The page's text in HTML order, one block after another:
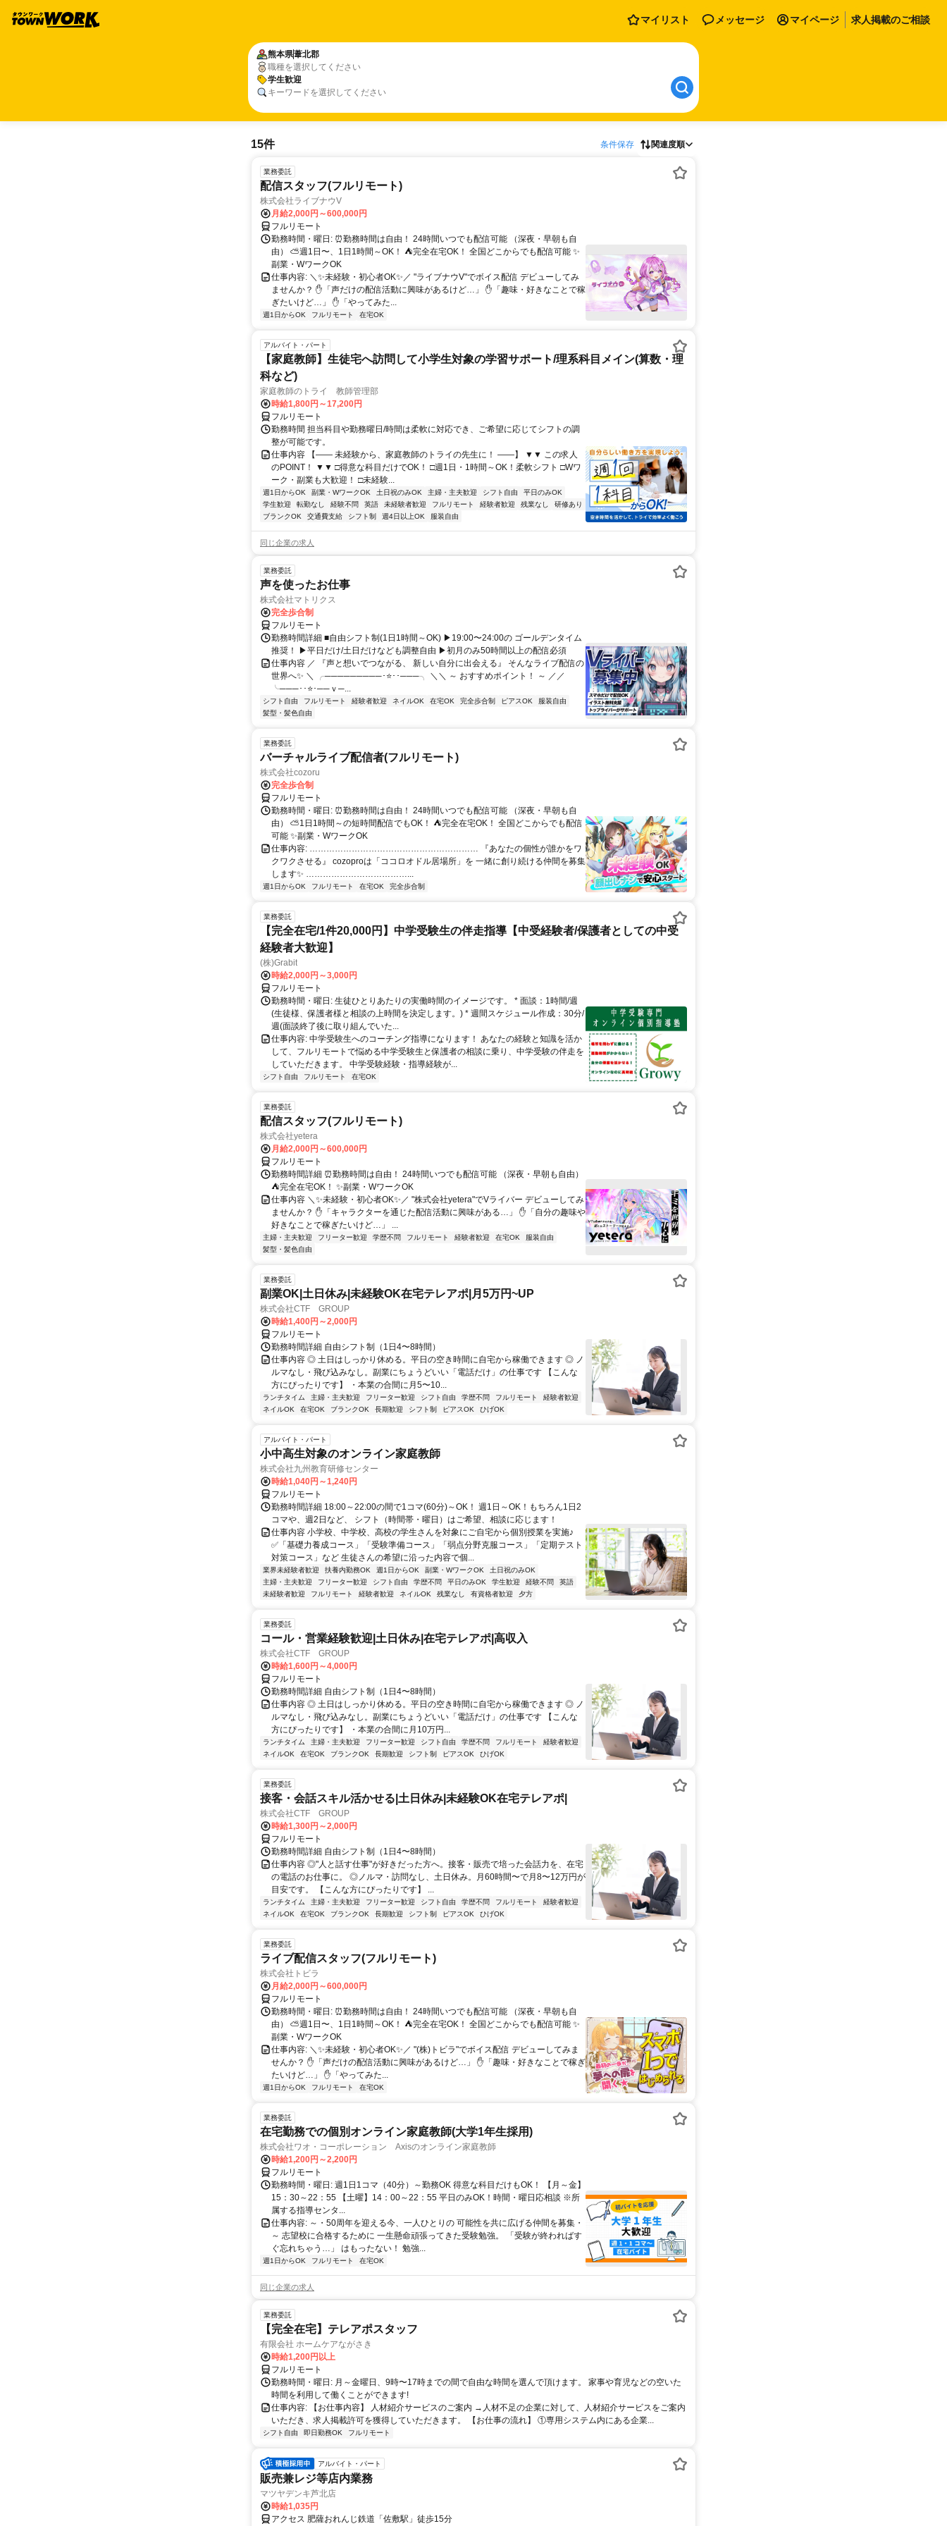
マイリスト メッセージ マイページ 求人掲載のご相談
熊本県葦北郡
職種を選択してください
学生歓迎
キーワードを選択してください
15件 条件保存 関連度順
業務委託
配信スタッフ(フルリモート)
株式会社ライブナウV
月給2,000円～600,000円
フルリモート
勤務時間・曜日: ⏰勤務時間は自由！ 24時間いつでも配信可能 （深夜・早朝も自
由） ⛅週1日〜、1日1時間～OK！ ⛺完全在宅OK！ 全国どこからでも配信可能 ✨
副業・WワークOK
仕事内容: ＼✨未経験・初心者OK✨／ "ライブナウV"でボイス配信 デビューしてみ
ませんか？ ✋「声だけの配信活動に興味があるけど…」 ✋「趣味・好きなことで稼
ぎたいけど…」 ✋「やってみた...
週1日からOK フルリモート 在宅OK
アルバイト・パート
【家庭教師】生徒宅へ訪問して小学生対象の学習サポート/理系科目メイン(算数・理
科など)
家庭教師のトライ 教師管理部
時給1,800円～17,200円
フルリモート
勤務時間 担当科目や勤務曜日/時間は柔軟に対応でき、ご希望に応じてシフトの調
整が可能です。
仕事内容 【―― 未経験から、家庭教師のトライの先生に！ ――】 ▼▼ この求人
のPOINT！ ▼▼ □得意な科目だけでOK！ □週1日・1時間～OK！柔軟シフト □Wワ
ーク・副業も大歓迎！ □未経験...
週1日からOK 副業・WワークOK 土日祝のみOK 主婦・主夫歓迎 シフト自由
平日のみOK
学生歓迎
転勤なし 経験不問 英語 未経験者歓迎 フルリモート 経験者歓迎 残業なし
研修あり
ブランクOK
交通費支給 シフト制 週4日以上OK 服装自由
同じ企業の求人
業務委託
声を使ったお仕事
株式会社マトリクス
完全歩合制
フルリモート
勤務時間詳細 ■自由シフト制(1日1時間～OK) ▶19:00〜24:00の ゴールデンタイム
推奨！ ▶平日だけ/土日だけなども調整自由 ▶初月のみ50時間以上の配信必須
仕事内容 ／ 『声と想いでつながる、 新しい自分に出会える』 そんなライブ配信の
世界へ✨ ＼ ╭─────────･⭐･･───╮ ＼＼ ～ おすすめポイント！ ～ ／／
╰───･･⭐･──ｖ─...
シフト自由 フルリモート 経験者歓迎 ネイルOK 在宅OK 完全歩合制 ピアスOK
服装自由
髪型・髪色自由
業務委託
バーチャルライブ配信者(フルリモート)
株式会社cozoru
完全歩合制
フルリモート
勤務時間・曜日: ⏰勤務時間は自由！ 24時間いつでも配信可能 （深夜・早朝も自
由） ⛅1日1時間～の短時間配信でもOK！ ⛺完全在宅OK！ 全国どこからでも配信
可能 ✨副業・WワークOK
仕事内容: …………………………………………………… 『あなたの個性が誰かをワ
クワクさせる』 cozoproは「ココロオドル居場所」を 一緒に創り続ける仲間を募集
します✨ ………………………………...
週1日からOK フルリモート 在宅OK 完全歩合制
業務委託
【完全在宅/1件20,000円】中学受験生の伴走指導【中受経験者/保護者としての中受
経験者大歓迎】
(株)Grabit
時給2,000円～3,000円
フルリモート
勤務時間・曜日: 生徒ひとりあたりの実働時間のイメージです。 * 面談：1時間/週
(生徒様、保護者様と相談の上時間を決定します。) * 週間スケジュール作成：30分/
週(面談終了後に取り組んでいた...
仕事内容: 中学受験生へのコーチング指導になります！ あなたの経験と知識を活か
して、フルリモートで悩める中学受験生と保護者の相談に乗り、中学受験の伴走を
していただきます。 中学受験経験・指導経験が...
シフト自由 フルリモート 在宅OK
業務委託
配信スタッフ(フルリモート)
株式会社yetera
月給2,000円～600,000円
フルリモート
勤務時間詳細 ⏰勤務時間は自由！ 24時間いつでも配信可能 （深夜・早朝も自由）
⛺完全在宅OK！ ✨副業・WワークOK
仕事内容 ＼✨未経験・初心者OK✨／ "株式会社yetera"でVライバー デビューしてみ
ませんか？ ✋「キャラクターを通じた配信活動に興味がある…」 ✋「自分の趣味や
好きなことで稼ぎたいけど…」 ...
主婦・主夫歓迎 フリーター歓迎 学歴不問 フルリモート 経験者歓迎 在宅OK
服装自由
髪型・髪色自由
業務委託
副業OK|土日休み|未経験OK在宅テレアポ|月5万円~UP
株式会社CTF GROUP
時給1,400円～2,000円
フルリモート
勤務時間詳細 自由シフト制（1日4〜8時間）
仕事内容 ◎ 土日はしっかり休める。平日の空き時間に自宅から稼働できます ◎ ノ
ルマなし・飛び込みなし。副業にちょうどいい「電話だけ」の仕事です 【こんな
方にぴったりです】 ・本業の合間に月5〜10...
ランチタイム 主婦・主夫歓迎 フリーター歓迎 シフト自由 学歴不問 フルリモート
経験者歓迎
ネイルOK
在宅OK ブランクOK 長期歓迎 シフト制 ピアスOK ひげOK
アルバイト・パート
小中高生対象のオンライン家庭教師
株式会社九州教育研修センター
時給1,040円～1,240円
フルリモート
勤務時間詳細 18:00～22:00の間で1コマ(60分)～OK！ 週1日～OK！もちろん1日2
コマや、週2日など、 シフト（時間帯・曜日）はご希望、相談に応じます！
仕事内容 小学校、中学校、高校の学生さんを対象にご自宅から個別授業を実施♪
✅「基礎力養成コース」「受験準備コース」「弱点分野克服コース」「定期テスト
対策コース」など 生徒さんの希望に沿った内容で個...
業界未経験者歓迎 扶養内勤務OK 週1日からOK 副業・WワークOK
土日祝のみOK
主婦・主夫歓迎
フリーター歓迎 シフト自由 学歴不問 平日のみOK 学生歓迎 経験不問
英語
未経験者歓迎
フルリモート 経験者歓迎 ネイルOK 残業なし 有資格者歓迎 夕方
業務委託
コール・営業経験歓迎|土日休み|在宅テレアポ|高収入
株式会社CTF GROUP
時給1,600円～4,000円
フルリモート
勤務時間詳細 自由シフト制（1日4〜8時間）
仕事内容 ◎ 土日はしっかり休める。平日の空き時間に自宅から稼働できます ◎ ノ
ルマなし・飛び込みなし。副業にちょうどいい「電話だけ」の仕事です 【こんな
方にぴったりです】 ・本業の合間に月10万円...
ランチタイム 主婦・主夫歓迎 フリーター歓迎 シフト自由 学歴不問 フルリモート
経験者歓迎
ネイルOK
在宅OK ブランクOK 長期歓迎 シフト制 ピアスOK ひげOK
業務委託
接客・会話スキル活かせる|土日休み|未経験OK在宅テレアポ|
株式会社CTF GROUP
時給1,300円～2,000円
フルリモート
勤務時間詳細 自由シフト制（1日4〜8時間）
仕事内容 ◎"人と話す仕事"が好きだった方へ。接客・販売で培った会話力を、在宅
の電話のお仕事に。 ◎ノルマ・訪問なし、土日休み。月60時間〜で月8〜12万円が
目安です。 【こんな方にぴったりです】 ...
ランチタイム 主婦・主夫歓迎 フリーター歓迎 シフト自由 学歴不問 フルリモート
経験者歓迎
ネイルOK
在宅OK ブランクOK 長期歓迎 シフト制 ピアスOK ひげOK
業務委託
ライブ配信スタッフ(フルリモート)
株式会社トビラ
月給2,000円～600,000円
フルリモート
勤務時間・曜日: ⏰勤務時間は自由！ 24時間いつでも配信可能 （深夜・早朝も自
由） ⛅週1日〜、1日1時間～OK！ ⛺完全在宅OK！ 全国どこからでも配信可能 ✨
副業・WワークOK
仕事内容: ＼✨未経験・初心者OK✨／ "(株)トビラ"でボイス配信 デビューしてみま
せんか？ ✋「声だけの配信活動に興味があるけど…」 ✋「趣味・好きなことで稼ぎ
たいけど…」 ✋「やってみた...
週1日からOK フルリモート 在宅OK
業務委託
在宅勤務での個別オンライン家庭教師(大学1年生採用)
株式会社ワオ・コーポレーション Axisのオンライン家庭教師
時給1,200円～2,200円
フルリモート
勤務時間・曜日: 週1日1コマ（40分）～勤務OK 得意な科目だけもOK！ 【月～金】
15：30～22：55 【土曜】14：00～22：55 平日のみOK！時間・曜日応相談 ※所
属する指導センタ...
仕事内容: ～・50周年を迎える今、一人ひとりの 可能性を共に広げる仲間を募集・
～ 志望校に合格するために 一生懸命頑張ってきた受験勉強。 「受験が終わればす
ぐ忘れちゃう…」 はもったない！ 勉強...
週1日からOK フルリモート 在宅OK
同じ企業の求人
業務委託
【完全在宅】テレアポスタッフ
有限会社 ホームケアながさき
時給1,200円以上
フルリモート
勤務時間・曜日: 月～金曜日、9時〜17時までの間で自由な時間を選んで頂けます。 家事や育児などの空いた
時間を利用して働くことができます!
仕事内容: 【お仕事内容】 人材紹介サービスのご案内 →人材不足の企業に対して、人材紹介サービスをご案内
いただき、求人掲載許可を獲得していただきます。 【お仕事の流れ】 ①専用システム内にある企業...
シフト自由 即日勤務OK フルリモート
アルバイト・パート
販売兼レジ等店内業務
マツヤデンキ芦北店
時給1,035円
アクセス 肥薩おれんじ鉄道「佐敷駅」徒歩15分